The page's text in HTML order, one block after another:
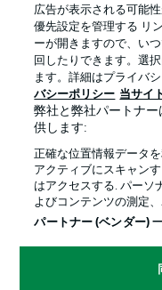
プライバシー・ポリ
利用条件
求人
当サイトについて
© 2026
広告が表示される可能
優先設定を管理する リ
ーが開きますので、い
回したりできます。選
ます。詳細はプライバ
バシーポリシー 当サイ
弊社と弊社パートナ
供します:
正確な位置情報データ
アクティブにスキャン
はアクセスする. パーソ
よびコンテンツの測定
パートナー (ベンダー)